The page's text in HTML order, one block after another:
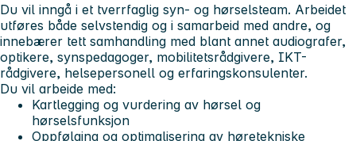
Du vil inngå i et tverrfaglig syn- og hørselsteam. Arbeidet
utføres både selvstendig og i samarbeid med andre, og
innebærer tett samhandling med blant annet audiografer,
optikere, synspedagoger, mobilitetsrådgivere, IKT-
rådgivere, helsepersonell og erfaringskonsulenter.
Du vil arbeide med:
Kartlegging og vurdering av hørsel og
hørselsfunksjon
Oppfølging og optimalisering av høretekniske